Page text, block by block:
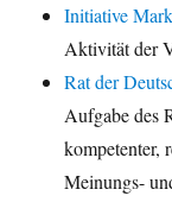
Initiative
Aktivität der
Rat der
Aufgabe des
kompetenter,
Meinungs-